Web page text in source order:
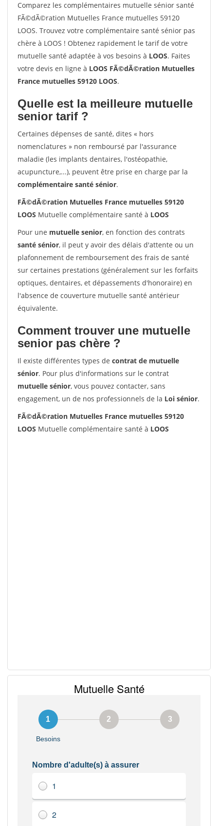
Comparez les complémentaires mutuelle sénior santé
FÃ©dÃ©ration Mutuelles France mutuelles 59120
LOOS. Trouvez votre complémentaire santé sénior pas
chère à LOOS ! Obtenez rapidement le tarif de votre
mutuelle santé adaptée à vos besoins à LOOS. Faites
votre devis en ligne à LOOS FÃ©dÃ©ration Mutuelles
France mutuelles 59120 LOOS.
Quelle est la meilleure mutuelle
senior tarif ?
Certaines dépenses de santé, dites « hors
nomenclatures » non remboursé par l'assurance
maladie (les implants dentaires, l'ostéopathie,
acupuncture,...), peuvent être prise en charge par la
complémentaire santé sénior.
FÃ©dÃ©ration Mutuelles France mutuelles 59120
LOOS Mutuelle complémentaire santé à LOOS
Pour une mutuelle senior, en fonction des contrats
santé sénior, il peut y avoir des délais d'attente ou un
plafonnement de remboursement des frais de santé
sur certaines prestations (généralement sur les forfaits
optiques, dentaires, et dépassements d'honoraire) en
l'absence de couverture mutuelle santé antérieur
équivalente.
Comment trouver une mutuelle
senior pas chère ?
Il existe différentes types de contrat de mutuelle
sénior. Pour plus d'informations sur le contrat
mutuelle sénior, vous pouvez contacter, sans
engagement, un de nos professionnels de la Loi sénior.
FÃ©dÃ©ration Mutuelles France mutuelles 59120
LOOS Mutuelle complémentaire santé à LOOS